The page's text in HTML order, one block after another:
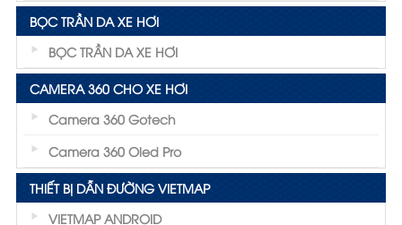
BỌC TRẦN DA XE HƠI
BỌC TRẦN DA XE HƠI
CAMERA 360 CHO XE HƠI
Camera 360 Gotech
Camera 360 Oled Pro
THIẾT BỊ DẪN ĐƯỜNG VIETMAP
VIETMAP ANDROID